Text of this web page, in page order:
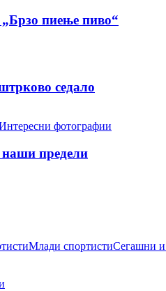
пиење пиво“
седало
фотографии
предели
Млади спортистиСегашни и